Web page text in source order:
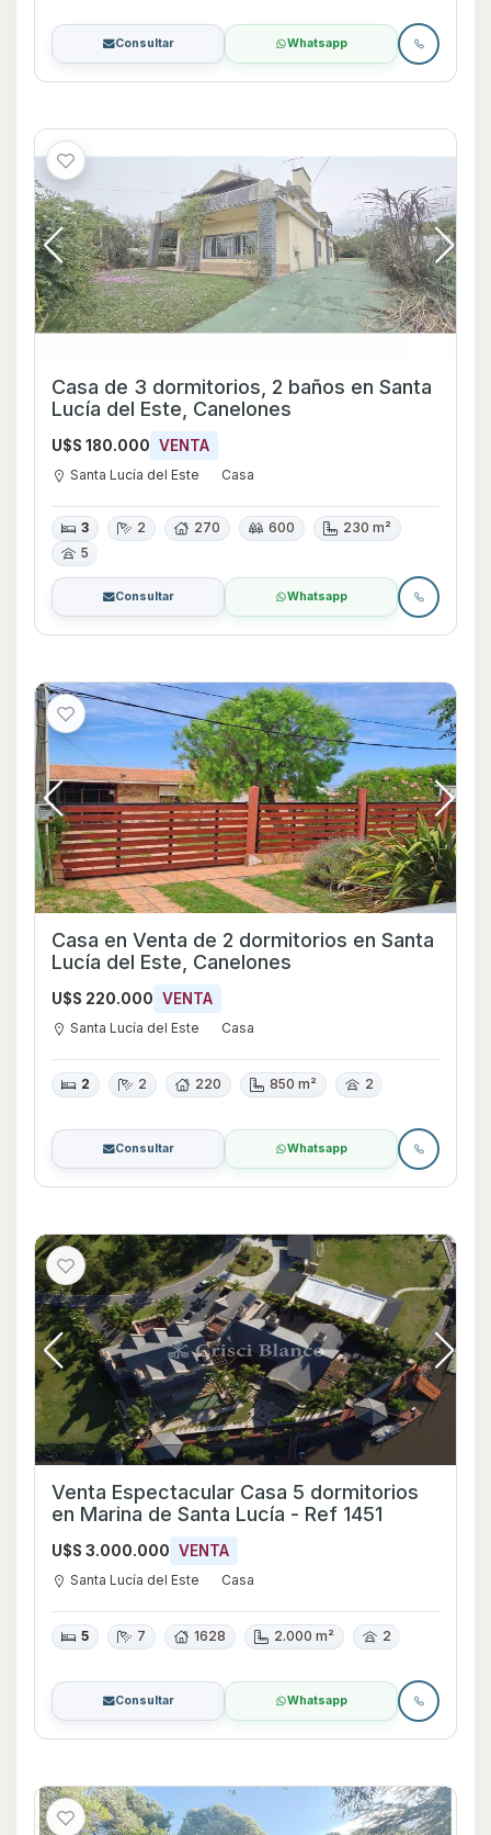
Consultar Whatsapp
Casa de 3 dormitorios, 2 baños en Santa
Lucía del Este, Canelones
U$S 180.000 VENTA
Santa Lucía del Este Casa
3 2 270 600
230 m²
5
Consultar Whatsapp
Casa en Venta de 2 dormitorios en Santa
Lucía del Este, Canelones
U$S 220.000 VENTA
Santa Lucía del Este Casa
2 2 220 850 m² 2
Consultar Whatsapp
Venta Espectacular Casa 5 dormitorios
en Marina de Santa Lucía - Ref 1451
U$S 3.000.000 VENTA
Santa Lucía del Este Casa
5 7 1628 2.000 m² 2
Consultar Whatsapp